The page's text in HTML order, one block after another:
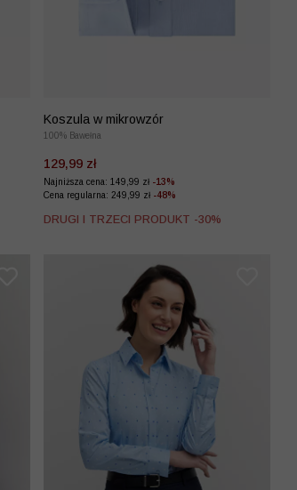
Koszula w mikrowzór
100% Bawełna
129,99 zł
Najniższa cena: 149,99 zł -13%
Cena regularna: 249,99 zł -48%
DRUGI I TRZECI PRODUKT -30%